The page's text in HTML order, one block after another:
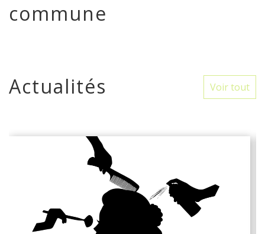
commune
Actualités Voir tout